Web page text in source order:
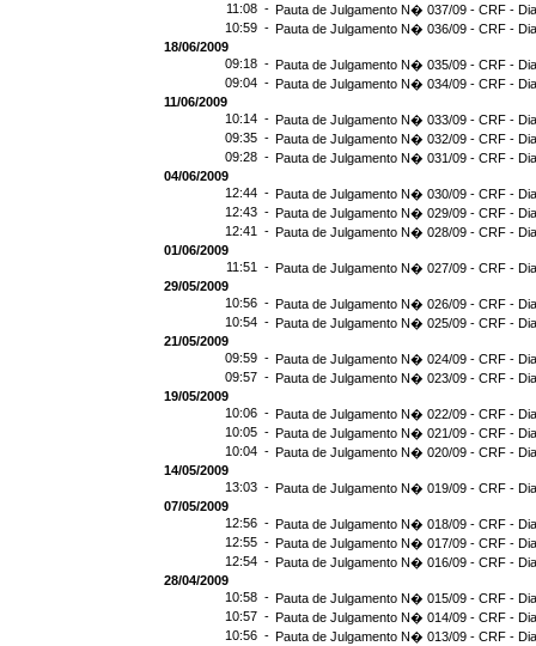
11:08 - Pauta de Julgamento N� 037/09 - CRF -
10:59 - Pauta de Julgamento N� 036/09 - CRF -
18/06/2009
09:18 - Pauta de Julgamento N� 035/09 - CRF -
09:04 - Pauta de Julgamento N� 034/09 - CRF -
11/06/2009
10:14 - Pauta de Julgamento N� 033/09 - CRF -
09:35 - Pauta de Julgamento N� 032/09 - CRF -
09:28 - Pauta de Julgamento N� 031/09 - CRF -
04/06/2009
12:44 - Pauta de Julgamento N� 030/09 - CRF -
12:43 - Pauta de Julgamento N� 029/09 - CRF -
12:41 - Pauta de Julgamento N� 028/09 - CRF -
01/06/2009
11:51 - Pauta de Julgamento N� 027/09 - CRF -
29/05/2009
10:56 - Pauta de Julgamento N� 026/09 - CRF -
10:54 - Pauta de Julgamento N� 025/09 - CRF -
21/05/2009
09:59 - Pauta de Julgamento N� 024/09 - CRF -
09:57 - Pauta de Julgamento N� 023/09 - CRF -
19/05/2009
10:06 - Pauta de Julgamento N� 022/09 - CRF -
10:05 - Pauta de Julgamento N� 021/09 - CRF -
10:04 - Pauta de Julgamento N� 020/09 - CRF -
14/05/2009
13:03 - Pauta de Julgamento N� 019/09 - CRF -
07/05/2009
12:56 - Pauta de Julgamento N� 018/09 - CRF -
12:55 - Pauta de Julgamento N� 017/09 - CRF -
12:54 - Pauta de Julgamento N� 016/09 - CRF -
28/04/2009
10:58 - Pauta de Julgamento N� 015/09 - CRF -
10:57 - Pauta de Julgamento N� 014/09 - CRF -
10:56 - Pauta de Julgamento N� 013/09 - CRF -